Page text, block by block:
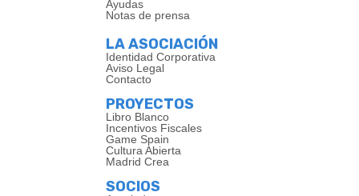
Ayudas
Notas de prensa
LA ASOCIACIÓN
Identidad Corporativa
Aviso Legal
Contacto
PROYECTOS
Libro Blanco
Incentivos Fiscales
Game Spain
Cultura Abierta
Madrid Crea
SOCIOS